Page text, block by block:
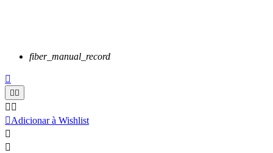
fiber_manual_record


 
Adicionar à Wishlist

